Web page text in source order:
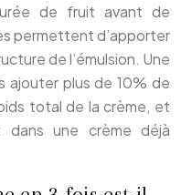
de fruit avant de
permettent d’apporter
de l’émulsion. Une
ajouter plus de 10% de
total de la crème, et
une crème déjà